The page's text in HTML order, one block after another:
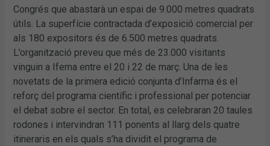
Congrés que abastarà un espai de 9.000 metres quadrats
útils. La superfície contractada d’exposició comercial per
als 180 expositors és de 6.500 metres quadrats.
L’organització preveu que més de 23.000 visitants
vinguin a Ifema entre el 20 i 22 de març. Una de les
novetats de la primera edició conjunta d’Infarma és el
reforç del programa científic i professional per potenciar
el debat sobre el sector. En total, es celebraran 20 taules
rodones i intervindran 111 ponents al llarg dels quatre
itineraris en els quals s’ha dividit el programa de